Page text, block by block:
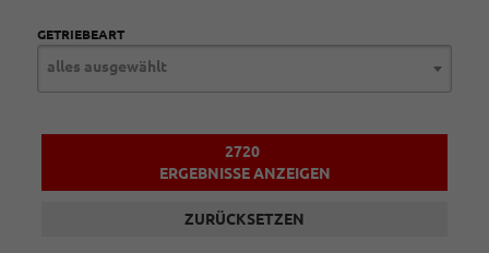
GETRIEBEART
alles ausgewählt
2720
ERGEBNISSE ANZEIGEN
ZURÜCKSETZEN